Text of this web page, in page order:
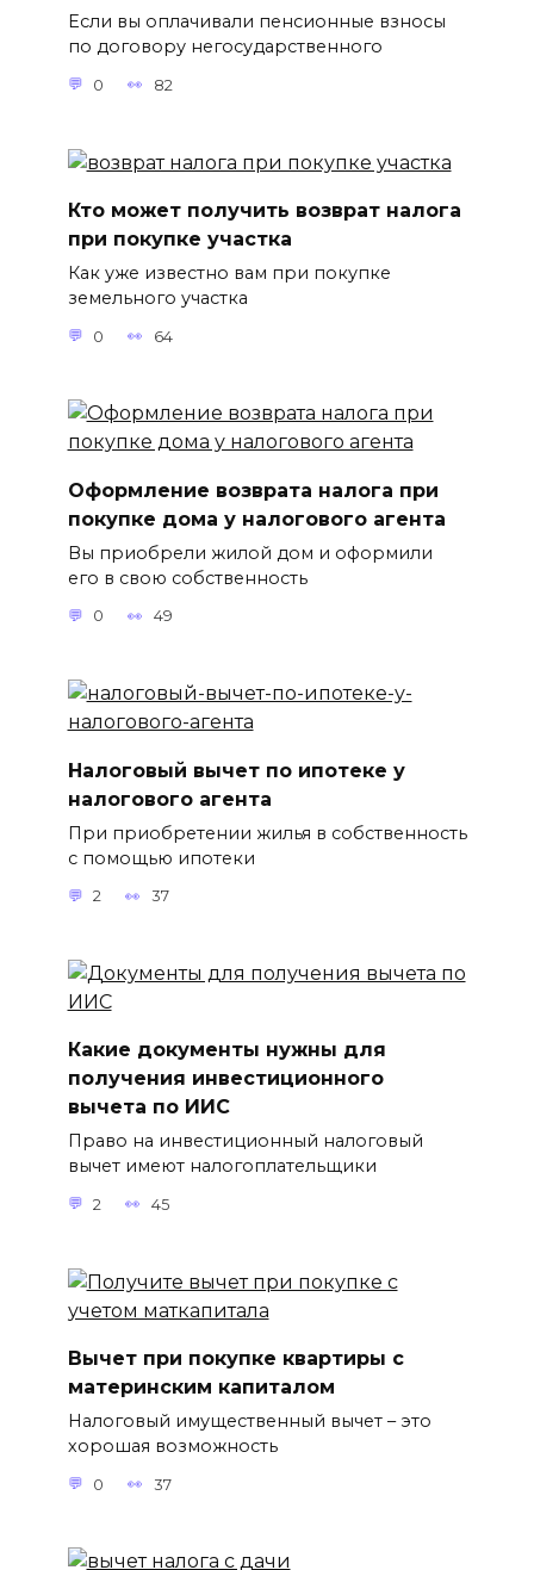
Если вы оплачивали пенсионные взносы
по договору негосударственного
0 82
Кто может получить возврат налога
при покупке участка
Как уже известно вам при покупке
земельного участка
0 64
Оформление возврата налога при
покупке дома у налогового агента
Вы приобрели жилой дом и оформили
его в свою собственность
0 49
Налоговый вычет по ипотеке у
налогового агента
При приобретении жилья в собственность
с помощью ипотеки
2 37
Какие документы нужны для
получения инвестиционного
вычета по ИИС
Право на инвестиционный налоговый
вычет имеют налогоплательщики
2 45
Вычет при покупке квартиры с
материнским капиталом
Налоговый имущественный вычет – это
хорошая возможность
0 37